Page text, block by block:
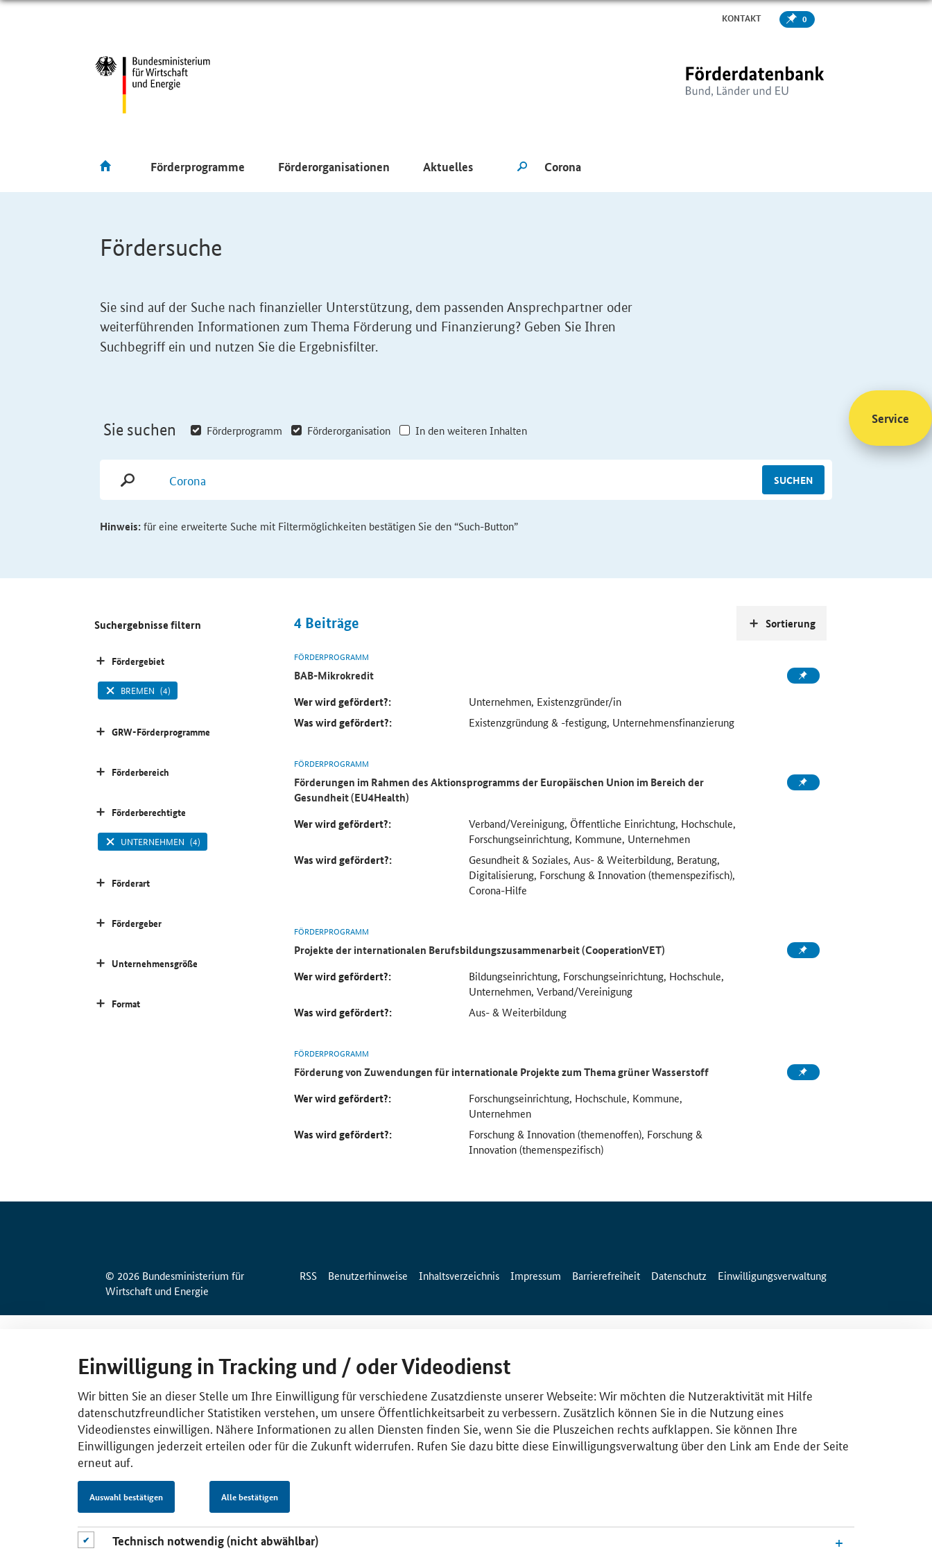
KONTAKT 0
Förderprogramme Förderorganisationen Aktuelles
Fördersuche
Sie sind auf der Suche nach finanzieller Unterstützung, dem passenden Ansprechpartner oder
weiterführenden Informationen zum Thema Förderung und Finanzierung? Geben Sie Ihren
Suchbegriff ein und nutzen Sie die Ergebnisfilter.
Sie suchen Förderprogramm Förderorganisation In den weiteren Inhalten
SUCHEN
Hinweis:für eine erweiterte Suche mit Filtermöglichkeiten bestätigen Sie den “Such-Button”
4 Beiträge
FÖRDERPROGRAMM
BAB-Mikrokredit
Wer wird gefördert?:
Unternehmen, Existenzgründer/in
Was wird gefördert?: Existenzgründung & -festigung, Unternehmensfinanzierung
FÖRDERPROGRAMM
Förderungen im Rahmen des Aktionsprogramms der Europäischen Union im Bereich der
Gesundheit (EU4Health)
Wer wird gefördert?:
Verband/Vereinigung, Öffentliche Einrichtung, Hochschule,
Forschungseinrichtung, Kommune, Unternehmen
Was wird gefördert?:
Gesundheit & Soziales, Aus- & Weiterbildung, Beratung,
Digitalisierung, Forschung & Innovation (themenspezifisch),
Corona-Hilfe
FÖRDERPROGRAMM
Projekte der internationalen Berufsbildungszusammenarbeit (CooperationVET)
Wer wird gefördert?:
Bildungseinrichtung, Forschungseinrichtung, Hochschule,
Unternehmen, Verband/Vereinigung
Was wird gefördert?: Aus- & Weiterbildung
FÖRDERPROGRAMM
Förderung von Zuwendungen für internationale Projekte zum Thema grüner Wasserstoff
Wer wird gefördert?:
Forschungseinrichtung, Hochschule, Kommune,
Unternehmen
Was wird gefördert?:
Forschung & Innovation (themenoffen), Forschung &
Innovation (themenspezifisch)
Sortierung
Suchergebnisse filtern
Fördergebiet
BREMEN (4)
GRW-Förderprogramme
Förderbereich
Förderberechtigte
UNTERNEHMEN (4)
Förderart
Fördergeber
Unternehmensgröße
Format
Service
© 2026 Bundesministerium für
Wirtschaft und Energie
RSS Benutzerhinweise Inhaltsverzeichnis Impressum Barrierefreiheit Datenschutz Einwilligungsverwaltung
Einwilligung in Tracking und / oder Videodienst
Wir bitten Sie an dieser Stelle um Ihre Einwilligung für verschiedene Zusatzdienste unserer Webseite: Wir möchten die Nutzeraktivität mit Hilfe
datenschutzfreundlicher Statistiken verstehen, um unsere Öffentlichkeitsarbeit zu verbessern. Zusätzlich können Sie in die Nutzung eines
Videodienstes einwilligen. Nähere Informationen zu allen Diensten finden Sie, wenn Sie die Pluszeichen rechts aufklappen. Sie können Ihre
Einwilligungen jederzeit erteilen oder für die Zukunft widerrufen. Rufen Sie dazu bitte diese Einwilligungsverwaltung über den Link am Ende der Seite
erneut auf.
Auswahl bestätigen Alle bestätigen
Technisch notwendig (nicht abwählbar)